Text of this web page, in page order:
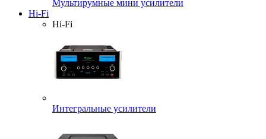
Мультирумные мини усилители
Hi-Fi
Hi-Fi
Интегральные усилители